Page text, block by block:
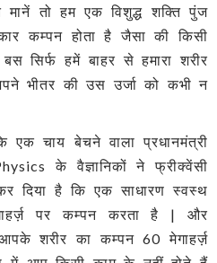
तो हम एक विशुद्ध शक्ति पुंज
कम्पन होता है जैसा की किसी
सिर्फ हमें बाहर से हमारा शरीर
भीतर की उस उर्जा को कभी न
चाय बेचने वाला प्रधानमंत्री
के वैज्ञानिकों ने फ्रीक्वेंसी
दिया है कि एक साधारण स्वस्थ
पर कम्पन करता है | और
शरीर का कम्पन 60 मेगाहर्ज़